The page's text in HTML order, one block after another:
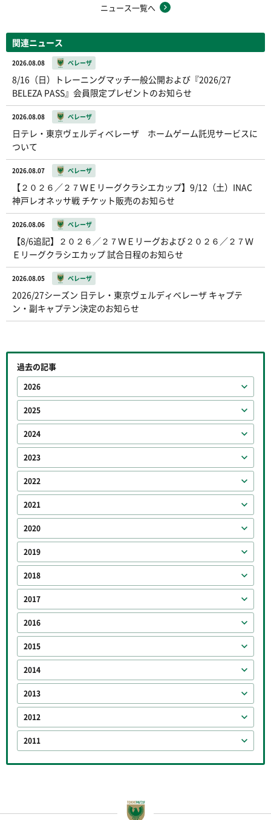
ニュース一覧へ
関連ニュース
2026.08.08 ベレーザ
8/16（日）トレーニングマッチ一般公開および『2026/27
BELEZA PASS』会員限定プレゼントのお知らせ
2026.08.08 ベレーザ
日テレ・東京ヴェルディベレーザ ホームゲーム託児サービスに
ついて
2026.08.07 ベレーザ
【２０２６／２７ＷＥリーグクラシエカップ】9/12（土）INAC
神戸レオネッサ戦 チケット販売のお知らせ
2026.08.06 ベレーザ
【8/6追記】２０２６／２７ＷＥリーグおよび２０２６／２７Ｗ
Ｅリーグクラシエカップ 試合日程のお知らせ
2026.08.05 ベレーザ
2026/27シーズン 日テレ・東京ヴェルディベレーザ キャプテ
ン・副キャプテン決定のお知らせ
過去の記事
2026
2025
2024
2023
2022
2021
2020
2019
2018
2017
2016
2015
2014
2013
2012
2011